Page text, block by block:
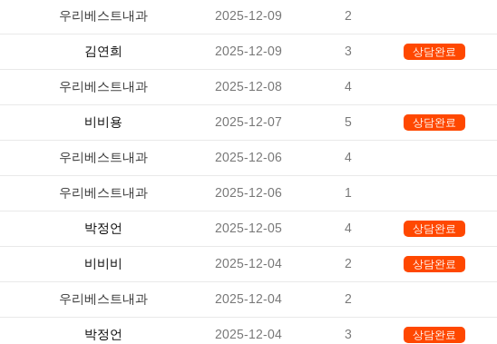
우리베스트내과 2025-12-09 2
김연희 2025-12-09 3 상담완료
우리베스트내과 2025-12-08 4
비비용 2025-12-07 5 상담완료
우리베스트내과 2025-12-06 4
우리베스트내과 2025-12-06 1
박정언 2025-12-05 4 상담완료
비비비 2025-12-04 2 상담완료
우리베스트내과 2025-12-04 2
박정언 2025-12-04 3 상담완료